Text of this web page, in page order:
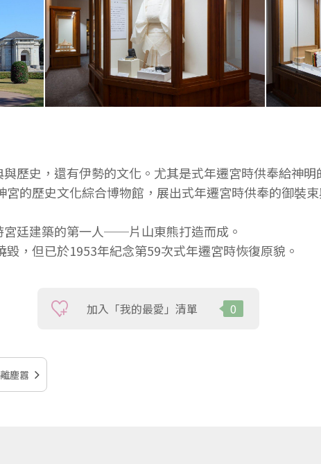
歷史，還有伊勢的文化。尤其是式年遷宮時供奉給神明
的歷史文化綜合博物館，展出式年遷宮時供奉的御裝
廷建築的第一人──片山東熊打造而成。
，但已於1953年紀念第59次式年遷宮時恢復原貌。
加入「我的最愛」清單 0
塵囂